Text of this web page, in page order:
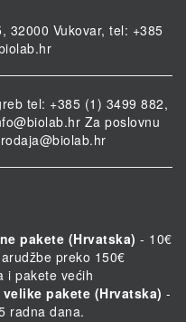
32000 Vukovar, tel: +385
tel: +385 (1) 3499 882,
Za poslovnu
pakete (Hrvatska) - 10€
preko 150€
i pakete većih
pakete (Hrvatska) -
radna dana.